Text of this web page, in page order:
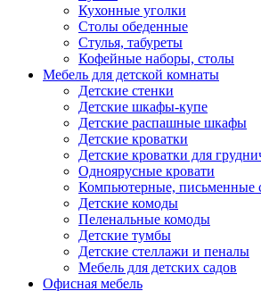
Кухонные уголки
Столы обеденные
Стулья, табуреты
Кофейные наборы, столы
Мебель для детской комнаты
Детские стенки
Детские шкафы-купе
Детские распашные шкафы
Детские кроватки
Детские кроватки для
Одноярусные кровати
Компьютерные, письменные
Детские комоды
Пеленальные комоды
Детские тумбы
Детские стеллажи и пеналы
Мебель для детских садов
Офисная мебель